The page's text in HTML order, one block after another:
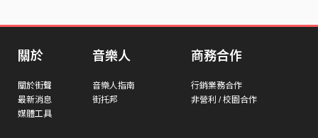
關於
關於街聲
最新消息
媒體工具
音樂人
音樂人指南
街托邦
商務合作
行銷業務合作
非營利 / 校園合作